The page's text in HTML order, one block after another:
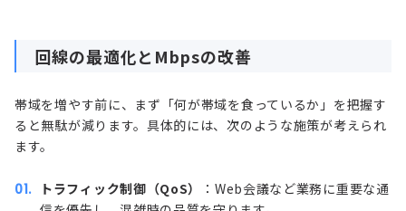
回線の最適化とMbpsの改善
帯域を増やす前に、まず「何が帯域を食っているか」を把握す
ると無駄が減ります。具体的には、次のような施策が考えられ
ます。
トラフィック制御（QoS）
：Web会議など業務に重要な通